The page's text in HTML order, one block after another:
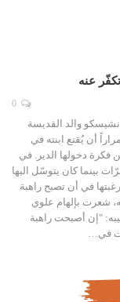
عنه
والد القديسة
أن يُقنع ابنته في
فكرة دخولها الدير. في
بينما كان يتوسّل اليها
في أن تصبح راهبة
شعرت بإلهام علوي
"إن أصبحت راهبة
في…